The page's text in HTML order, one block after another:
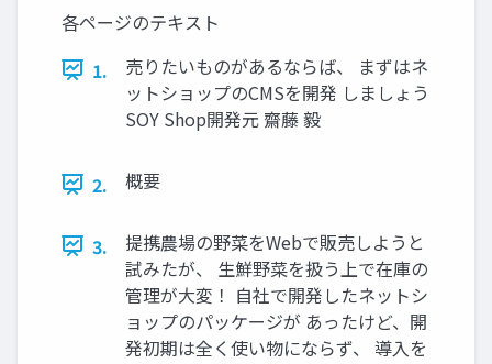
各ページのテキスト
1.
売りたいものがあるならば、 まずはネ
ットショップのCMSを開発 しましょう
SOY Shop開発元 齋藤 毅
2. 概要
3.
提携農場の野菜をWebで販売しようと
試みたが、 生鮮野菜を扱う上で在庫の
管理が大変！ 自社で開発したネットシ
ョップのパッケージが あったけど、開
発初期は全く使い物にならず、 導入を